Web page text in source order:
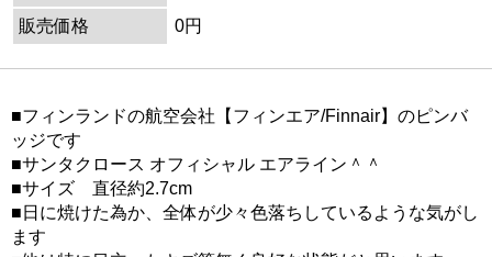
販売価格
0円
■フィンランドの航空会社【フィンエア/Finnair】のピンバ
ッジです
■サンタクロース オフィシャル エアライン＾＾
■サイズ 直径約2.7cm
■日に焼けた為か、全体が少々色落ちしているような気がし
ます